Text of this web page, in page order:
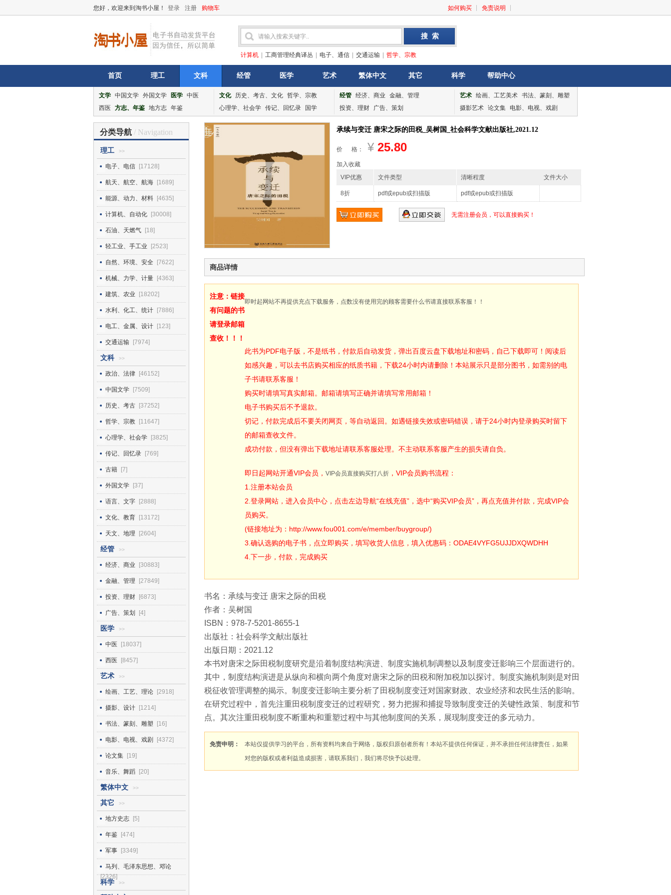
您好，欢迎来到淘书小屋！ 登录 注册 购物车 如何购买 免责说明
计算机 工商管理经典译丛 电子、通信 交通运输 哲学、宗教
首页 理工 文科 经管 医学 艺术 繁体中文 其它 科学 帮助中心
文学 中国文学 外国文学 医学 中医
西医
方志、年鉴 地方志 年鉴
文化 历史、考古、文化 哲学、宗教
心理学、社会学 传记、回忆录 国学
经管 经济、商业
金融、管理
投资、理财
广告、策划
艺术 绘画、工艺美术 书法、篆刻、雕塑
摄影艺术 论文集
电影、电视、戏剧
分类导航 / Navigation
理工 >>
电子、电信 [17128]
航天、航空、航海 [1689]
能源、动力、材料 [4635]
计算机、自动化 [30008]
石油、天燃气 [18]
轻工业、手工业 [2523]
自然、环境、安全 [7622]
机械、力学、计量 [4363]
建筑、农业 [18202]
水利、化工、统计 [7886]
电工、金属、设计 [123]
交通运输 [7974]
文科 >>
政治、法律 [46152]
中国文学 [7509]
历史、考古 [37252]
哲学、宗教 [11647]
心理学、社会学 [3825]
传记、回忆录 [769]
古籍 [7]
外国文学 [37]
语言、文字 [2888]
文化、教育 [13172]
天文、地理 [2604]
经管 >>
经济、商业 [30883]
金融、管理 [27849]
投资、理财 [6873]
广告、策划 [4]
医学 >>
中医 [18037]
西医 [8457]
艺术 >>
绘画、工艺、理论 [2918]
摄影、设计 [1214]
书法、篆刻、雕塑 [16]
电影、电视、戏剧 [4372]
论文集 [19]
音乐、舞蹈 [20]
繁体中文 >>
其它 >>
地方史志 [5]
年鉴 [474]
军事 [3349]
马列、毛泽东思想、邓论
[2326]
科学 >>
承续与变迁 唐宋之际的田税_吴树国_社会科学文献出版社,2021.12
价 格： ¥ 25.80
加入收藏
VIP优惠
文件类型 清晰程度 文件大小
8折 pdf或epub或扫描版 pdf或epub或扫描版
无需注册会员，可以直接购买！
商品详情
注意：链接
有问题的书
请登录邮箱
查收！！！
即时起网站不再提供充点下载服务，点数没有使用完的顾客需要什么书请直接联系客服！！
此书为PDF电子版，不是纸书，付款后自动发货，弹出百度云盘下载地址和密码，自己下载即可！阅读后
如感兴趣，可以去书店购买相应的纸质书籍，下载24小时内请删除！本站展示只是部分图书，如需别的电
子书请联系客服！
购买时请填写真实邮箱。邮箱请填写正确并请填写常用邮箱！
电子书购买后不予退款。
切记，付款完成后不要关闭网页，等自动返回。如遇链接失效或密码错误，请于24小时内登录购买时留下
的邮箱查收文件。
成功付款，但没有弹出下载地址请联系客服处理。不主动联系客服产生的损失请自负。
即日起网站开通VIP会员， VIP会员直接购买打八折 ，VIP会员购书流程：
1.注册本站会员
2.登录网站，进入会员中心，点击左边导航“在线充值”，选中“购买VIP会员”，再点充值并付款，完成VIP会
员购买。
(链接地址为：http://www.fou001.com/e/member/buygroup/)
3.确认选购的电子书，点立即购买，填写收货人信息，填入优惠码：ODAE4VYFG5UJJDXQWDHH
4.下一步，付款，完成购买
书名：承续与变迁 唐宋之际的田税
作者：吴树国
ISBN：978-7-5201-8655-1
出版社：社会科学文献出版社
出版日期：2021.12
本书对唐宋之际田税制度研究是沿着制度结构演进、制度实施机制调整以及制度变迁影响三个层面进行的。
其中，制度结构演进是从纵向和横向两个角度对唐宋之际的田税和附加税加以探讨。制度实施机制则是对田
税征收管理调整的揭示。制度变迁影响主要分析了田税制度变迁对国家财政、农业经济和农民生活的影响。
在研究过程中，首先注重田税制度变迁的过程研究，努力把握和捕捉导致制度变迁的关键性政策、制度和节
点。其次注重田税制度不断重构和重塑过程中与其他制度间的关系，展现制度变迁的多元动力。
免责申明：
本站仅提供学习的平台，所有资料均来自于网络，版权归原创者所有！本站不提供任何保证，并不承担任何法律责任，如果
对您的版权或者利益造成损害，请联系我们，我们将尽快予以处理。